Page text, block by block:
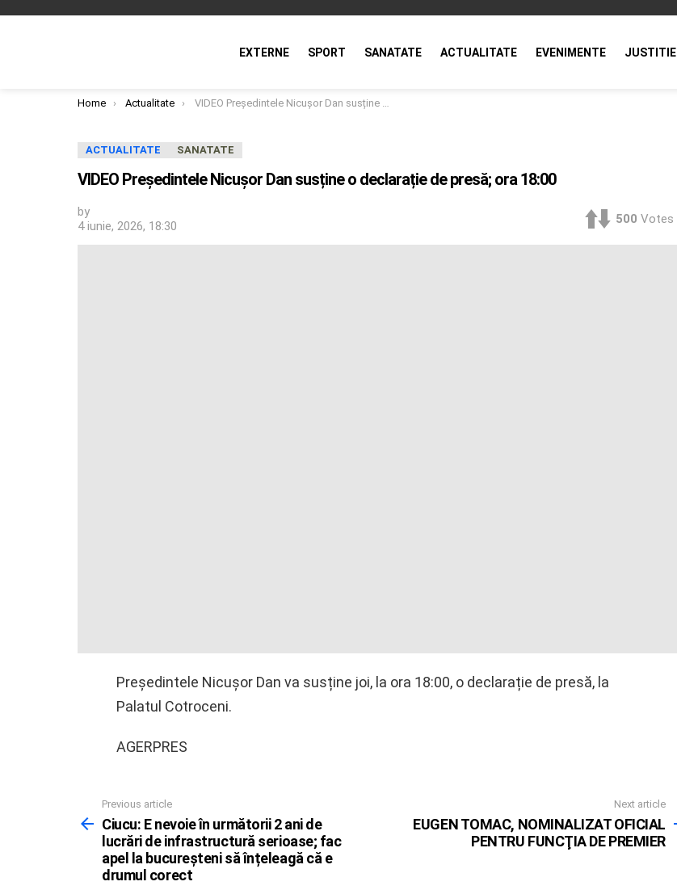
EXTERNE SPORT SANATATE ACTUALITATE EVENIMENTE JUSTITIE
You are here:
Home Actualitate VIDEO Președintele Nicușor Dan susține o declarație de presă; ora 18:00
ACTUALITATE SANATATE
VIDEO Președintele Nicușor Dan susține o declarație de presă; ora 18:00
by
4 iunie, 2026, 18:30
500 Votes
Președintele Nicușor Dan va susține joi, la ora 18:00, o declarație de presă, la
Palatul Cotroceni.
AGERPRES
more
Previous article
Ciucu: E nevoie în următorii 2 ani de
lucrări de infrastructură serioase; fac
apel la bucureșteni să înțeleagă că e
drumul corect
Next article
EUGEN TOMAC, NOMINALIZAT OFICIAL
PENTRU FUNCŢIA DE PREMIER